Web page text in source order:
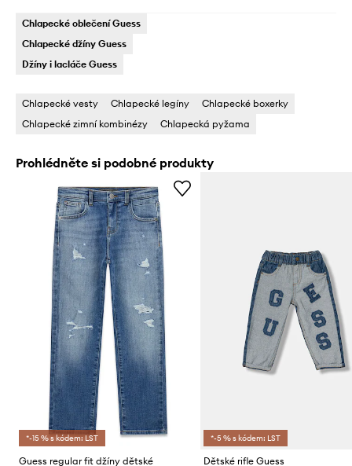
Chlapecké oblečení Guess
Chlapecké džíny Guess
Džíny i lacláče Guess
Chlapecké vesty Chlapecké legíny
Chlapecké boxerky
Chlapecké zimní kombinézy
Chlapecká pyžama
Prohlédněte si podobné produkty
*-15 % s kódem: LST
Guess regular fit džíny dětské
*-5 % s kódem: LST
Dětské rifle Guess